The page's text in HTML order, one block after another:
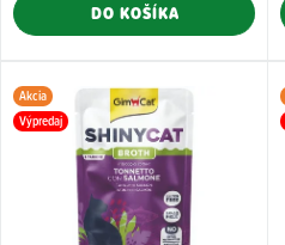
v
DO KOŠÍKA
Akcia
Výpredaj